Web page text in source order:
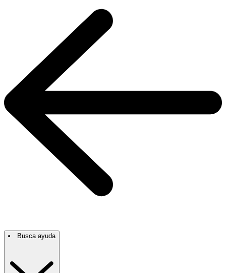
Busca ayuda